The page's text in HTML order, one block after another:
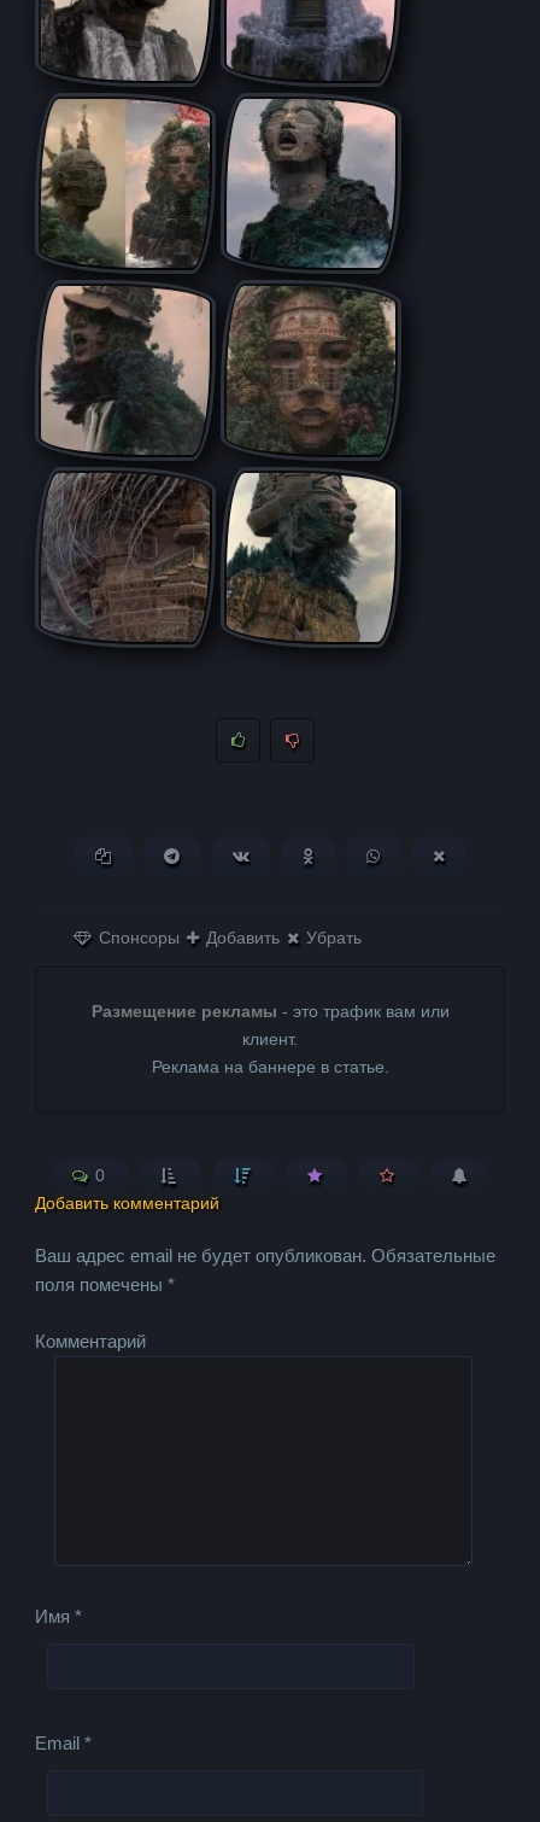
Копировать ссылкуПоделиться в Telegram
Поделиться ВКонтактеПоделиться в
Поделиться в
Спонсоры Добавить Убрать
Размещение рекламы - это трафик вам или
клиент.
Реклама на баннере в статье.
0
Добавить комментарий
Ваш адрес email не будет опубликован. Обязательные
поля помечены*
Комментарий
Имя*
Email*